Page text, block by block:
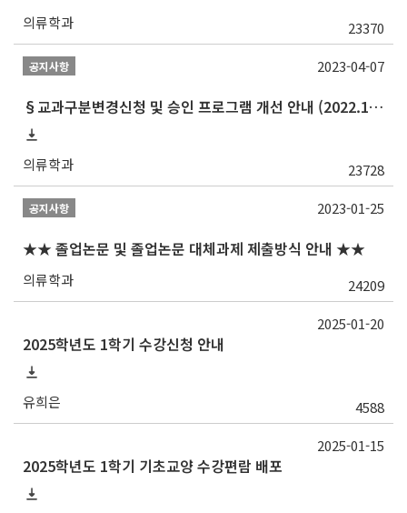
의류학과 23370
공지사항
§교과구분변경신청 및 승인 프로그램 개선 안내 (2022.10 ~)§
의류학과 23728
2023-04-07
공지사항
★★ 졸업논문 및 졸업논문 대체과제 제출방식 안내 ★★
의류학과 24209
2023-01-25
2025학년도 1학기 수강신청 안내
유희은 4588
2025-01-20
2025학년도 1학기 기초교양 수강편람 배포
2025-01-15